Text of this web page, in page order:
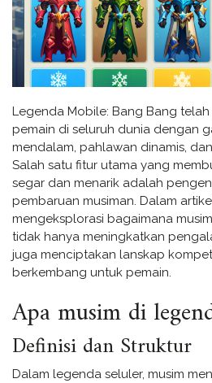
Legenda Mobile: Bang Bang
pemain di seluruh dunia dengan
mendalam, pahlawan dinamis,
Salah satu fitur utama yang
segar dan menarik adalah
pembaruan musiman. Dalam
mengeksplorasi bagaimana
tidak hanya meningkatkan
juga menciptakan lanskap
berkembang untuk pemain.
Apa musim di
Definisi dan Struktur
Dalam legenda seluler, musim